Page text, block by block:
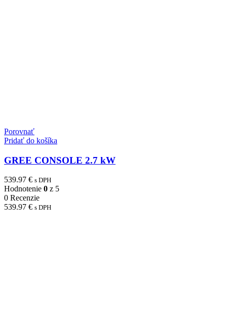
Porovnať
Pridať do košíka
GREE CONSOLE 2.7 kW
539.97 € s DPH
Hodnotenie 0 z 5
0 Recenzie
539.97 € s DPH